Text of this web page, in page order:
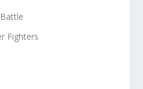
Fighters